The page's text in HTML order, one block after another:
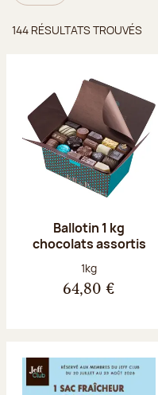
144 RÉSULTATS TROUVÉS
Ballotin 1 kg
chocolats assortis
Poids net :
1kg
64,80 €